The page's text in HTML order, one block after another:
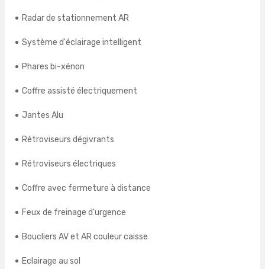
Radar de stationnement AR
Système d'éclairage intelligent
Phares bi-xénon
Coffre assisté électriquement
Jantes Alu
Rétroviseurs dégivrants
Rétroviseurs électriques
Coffre avec fermeture à distance
Feux de freinage d'urgence
Boucliers AV et AR couleur caisse
Eclairage au sol